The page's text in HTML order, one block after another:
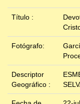
Título :
Fotógrafo:
Descriptor
Geográfico :